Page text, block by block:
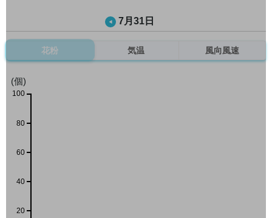
7月31日
花粉 気温 風向風速
(個)
20
40
60
80
100